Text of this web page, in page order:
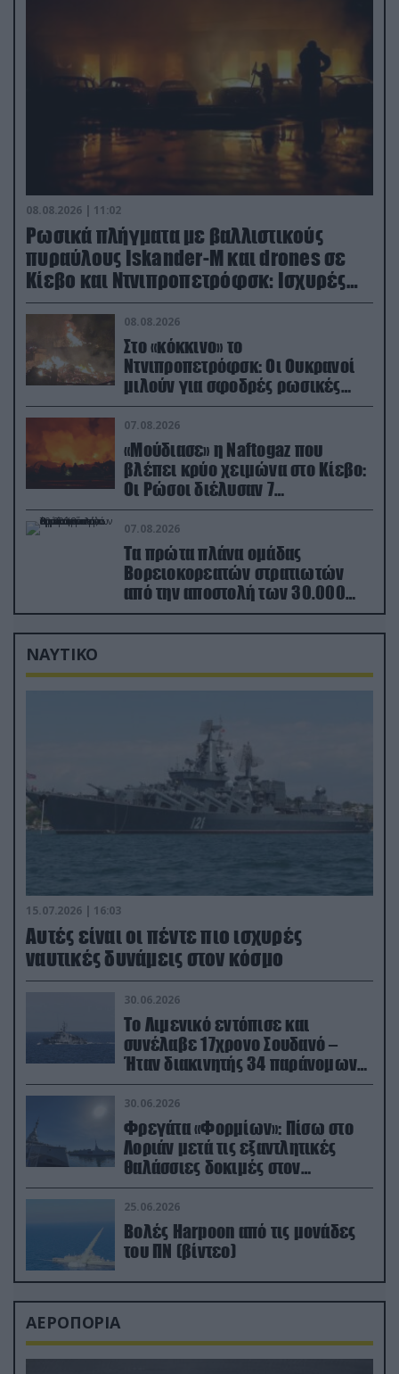
08.08.2026 | 11:02
Ρωσικά πλήγματα με βαλλιστικούς
πυραύλους Iskander-M και drones σε
Κίεβο και Ντνιπροπετρόφσκ: Ισχυρές
εκρήξεις
08.08.2026
Στο «κόκκινο» το
Ντνιπροπετρόφσκ: Οι Ουκρανοί
μιλούν για σφοδρές ρωσικές
επιθέσεις σε όλη την επικράτεια
07.08.2026
«Μούδιασε» η Naftogaz που
βλέπει κρύο χειμώνα στο Κίεβο:
Οι Ρώσοι διέλυσαν 7
εγκαταστάσεις του ουκρανικού
κολοσσού!
07.08.2026
Τα πρώτα πλάνα ομάδας
Βορειοκορεατών στρατιωτών
από την αποστολή των 30.000
που έφτασαν στη Ρωσία (βίντεο)
ΝΑΥΤΙΚΟ
15.07.2026 | 16:03
Aυτές είναι οι πέντε πιο ισχυρές
ναυτικές δυνάμεις στον κόσμο
30.06.2026
Το Λιμενικό εντόπισε και
συνέλαβε 17χρονο Σουδανό –
Ήταν διακινητής 34 παράνομων
μεταναστών
30.06.2026
Φρεγάτα «Φορμίων»: Πίσω στο
Λοριάν μετά τις εξαντλητικές
θαλάσσιες δοκιμές στον
απαιτητικό Βισκαϊκό
25.06.2026
Βολές Harpoon από τις μονάδες
του ΠΝ (βίντεο)
ΑΕΡΟΠΟΡΙΑ